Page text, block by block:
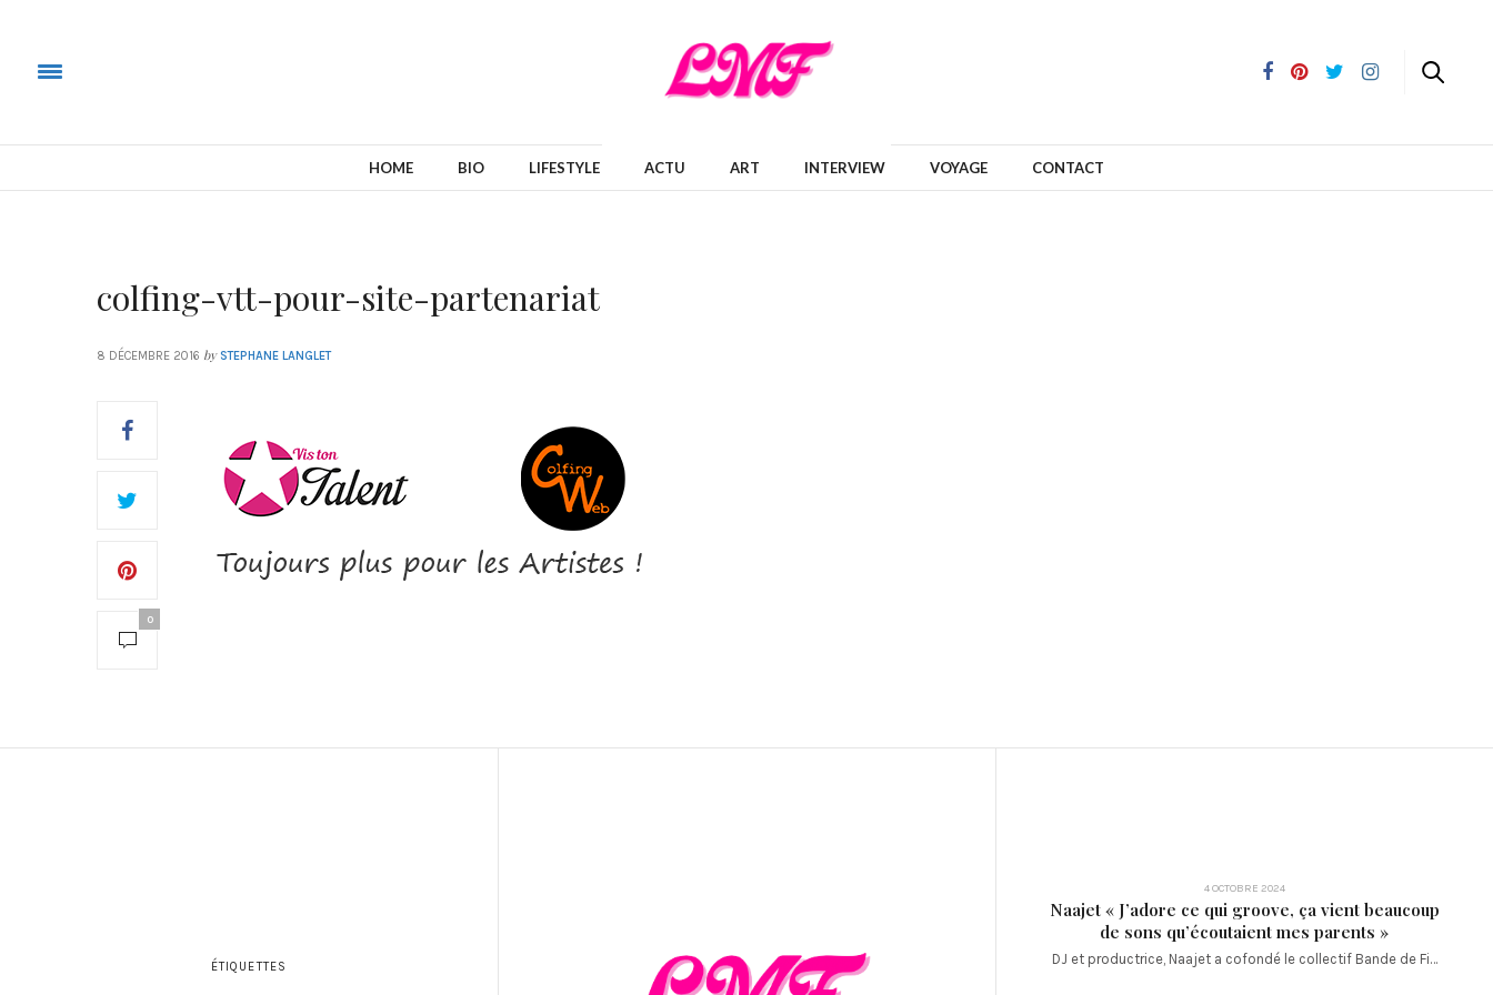
HOME BIO LIFESTYLE ACTU ART INTERVIEW VOYAGE CONTACT
colfing-vtt-pour-site-partenariat
8 DÉCEMBRE 2016 by STEPHANE LANGLET
0
ÉTIQUETTES
4 OCTOBRE 2024
Naajet « J’adore ce qui groove, ça vient beaucoup
de sons qu’écoutaient mes parents »
DJ et productrice, Naajet a cofondé le collectif Bande de Fi…